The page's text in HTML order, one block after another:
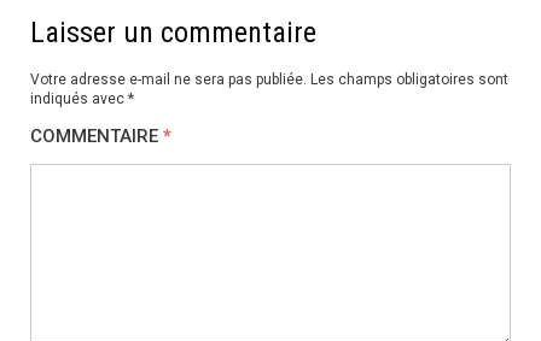
Laisser un commentaire
Votre adresse e-mail ne sera pas publiée. Les champs obligatoires sont
indiqués avec *
COMMENTAIRE *